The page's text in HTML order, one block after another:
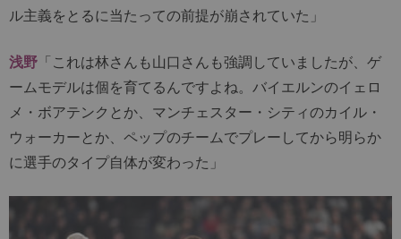
ル主義をとるに当たっての前提が崩されていた」
浅野 「これは林さんも山口さんも強調していましたが、ゲ
ームモデルは個を育てるんですよね。バイエルンのイェロ
メ・ボアテンクとか、マンチェスター・シティのカイル・
ウォーカーとか、ペップのチームでプレーしてから明らか
に選手のタイプ自体が変わった」